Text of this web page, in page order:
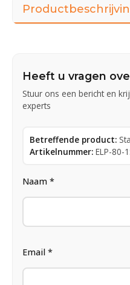
Heeft u vragen
Stuur ons een bericht en
experts
Betreffende product:
Artikelnummer: ELP-80-
Naam *
Email *